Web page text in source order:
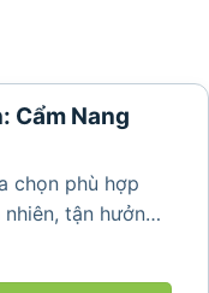
Cẩm Nang
chọn phù hợp
tận hưởng
vẻ đẹp bình yên